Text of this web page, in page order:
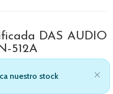
DAS AUDIO
512A
nuestro stock